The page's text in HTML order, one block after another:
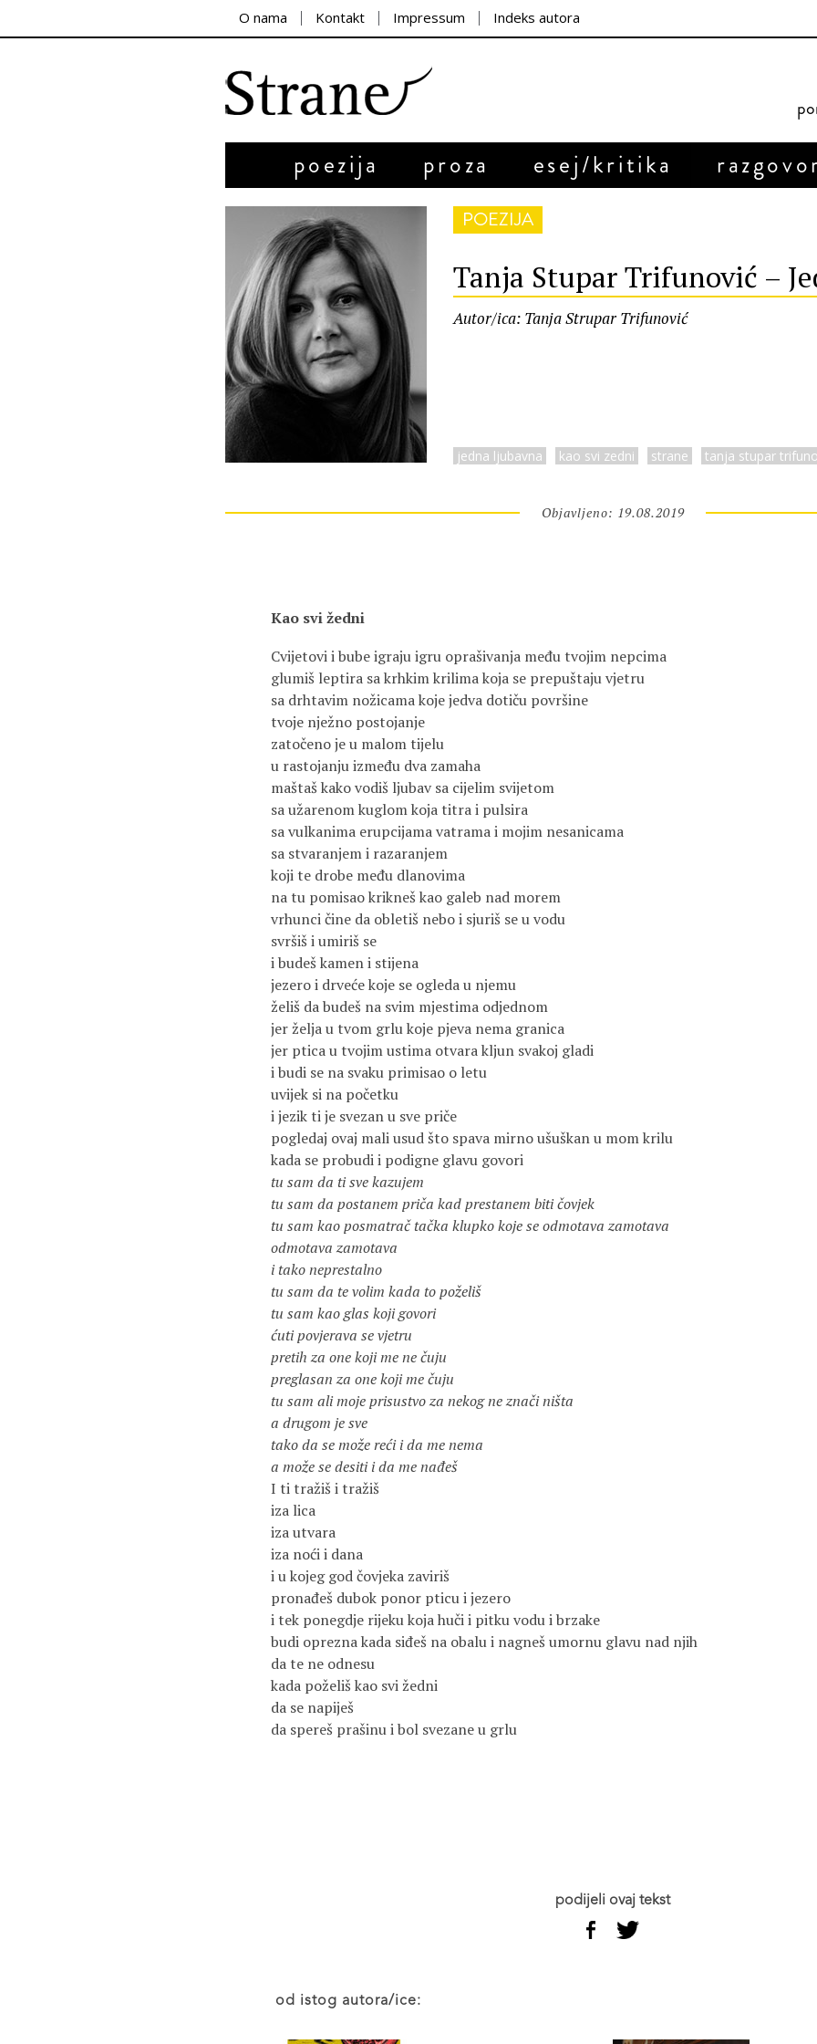
O nama Kontakt Impressum Indeks autora
poezija proza esej/kritika
POEZIJA
Tanja Stupar Trifunović –
Autor/ica: Tanja Strupar Trifunović
jedna ljubavna kao svi zedni strane tanja stupar
Objavljeno: 19.08.2019
Kao svi žedni
Cvijetovi i bube igraju igru oprašivanja među tvojim nepcima
glumiš leptira sa krhkim krilima koja se prepuštaju vjetru
sa drhtavim nožicama koje jedva dotiču površine
tvoje nježno postojanje
zatočeno je u malom tijelu
u rastojanju između dva zamaha
maštaš kako vodiš ljubav sa cijelim svijetom
sa užarenom kuglom koja titra i pulsira
sa vulkanima erupcijama vatrama i mojim nesanicama
sa stvaranjem i razaranjem
koji te drobe među dlanovima
na tu pomisao krikneš kao galeb nad morem
vrhunci čine da obletiš nebo i sjuriš se u vodu
svršiš i umiriš se
i budeš kamen i stijena
jezero i drveće koje se ogleda u njemu
želiš da budeš na svim mjestima odjednom
jer želja u tvom grlu koje pjeva nema granica
jer ptica u tvojim ustima otvara kljun svakoj gladi
i budi se na svaku primisao o letu
uvijek si na početku
i jezik ti je svezan u sve priče
pogledaj ovaj mali usud što spava mirno ušuškan u mom krilu
kada se probudi i podigne glavu govori
tu sam da ti sve kazujem
tu sam da postanem priča kad prestanem biti čovjek
tu sam kao posmatrač tačka klupko koje se odmotava zamotava
odmotava zamotava
i tako neprestalno
tu sam da te volim kada to poželiš
tu sam kao glas koji govori
ćuti povjerava se vjetru
pretih za one koji me ne čuju
preglasan za one koji me čuju
tu sam ali moje prisustvo za nekog ne znači ništa
a drugom je sve
tako da se može reći i da me nema
a može se desiti i da me nađeš
I ti tražiš i tražiš
iza lica
iza utvara
iza noći i dana
i u kojeg god čovjeka zaviriš
pronađeš dubok ponor pticu i jezero
i tek ponegdje rijeku koja huči i pitku vodu i brzake
budi oprezna kada siđeš na obalu i nagneš umornu glavu nad njih
da te ne odnesu
kada poželiš kao svi žedni
da se napiješ
da spereš prašinu i bol svezane u grlu
podijeli ovaj tekst
od istog autora/ice: